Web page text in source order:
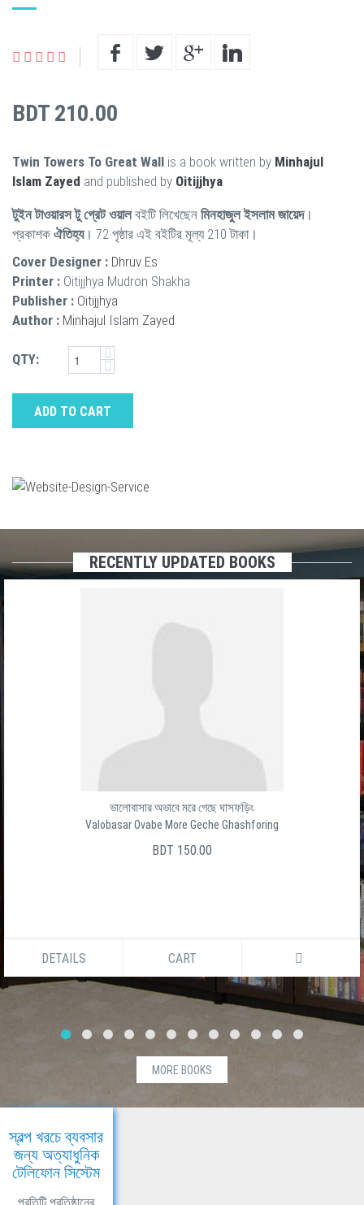
BDT 210.00
Twin Towers To Great Wall is a book written by Minhajul
Islam Zayed and published by Oitijjhya
টুইন টাওয়ারস টু গ্রেট ওয়ালবইটি লিখেছেন মিনহাজুল ইসলাম জায়েদ।
প্রকাশক ঐতিহ্য। 72 পৃষ্ঠার এই বইটির মূল্য 210 টাকা।
Cover Designer : Dhruv Es
Printer : Oitijjhya Mudron Shakha
Publisher : Oitijjhya
Author : Minhajul Islam Zayed
QTY:
ADD TO CART
RECENTLY UPDATED BOOKS
ভালোবাসার অভাবে মরে গেছে ঘাসফড়িং
Valobasar Ovabe More Geche Ghashforing
BDT 150.00
DETAILS CART
MORE BOOKS
স্বল্প খরচে ব্যবসার
জন্য অত্যাধুনিক
টেলিফোন সিস্টেম